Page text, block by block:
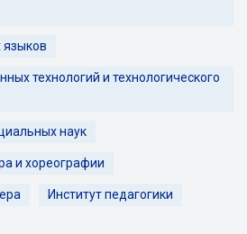
языков
технологий и технологического
наук
и хореографии
Институт педагогики